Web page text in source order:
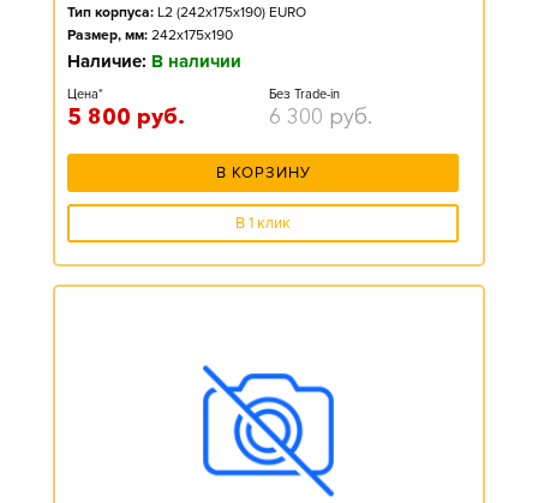
Тип корпуса: L2 (242x175x190) EURO
Размер, мм: 242x175x190
Наличие: В наличии
Цена*
5 800 руб.
Без Trade-in
6 300 руб.
В КОРЗИНУ
В 1 клик